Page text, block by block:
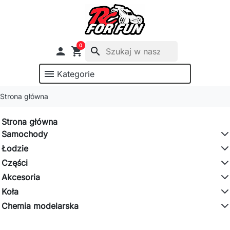
 shopping_cart
0
search
menu Kategorie
Strona główna
Strona główna
Samochody
Łodzie
Części
Akcesoria
Koła
Chemia modelarska